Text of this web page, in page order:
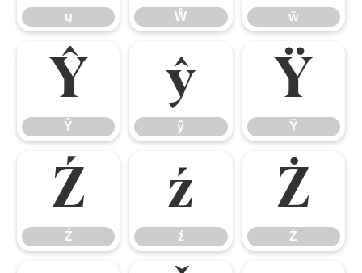
ų Ŵ ŵ
Ŷ
Ŷ
ŷ
ŷ
Ÿ
Ÿ
Ź
Ź
ź
ź
Ż
Ż